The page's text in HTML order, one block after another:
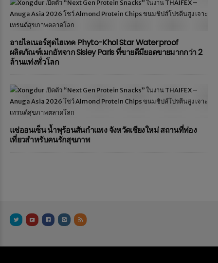
อายไลเนอร์สุดไฮเทค Phyto-Khol Star Waterproof
ผลิตภัณฑ์เมกอัพจาก Sisley Paris ที่ขายดีมียอดขายมากกว่า 2
ล้านแท่งทั่วโลก
แช่ออนเซ็น น้ำพุร้อนสันกำแพง จังหวัดเชียงใหม่ สถานที่ท่อง
เที่ยวสำหรับคนรักสุขภาพ